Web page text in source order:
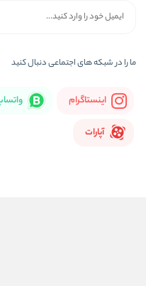
ما را در شبكه های اجتماعی دنبال کنید
اینستاگرام
آپارات